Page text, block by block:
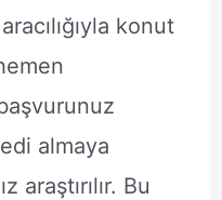
konut
almaya
araştırılır. Bu